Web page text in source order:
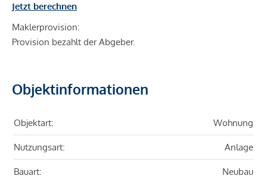
Jetzt berechnen
Maklerprovision:
Provision bezahlt der Abgeber.
Objektinformationen
Objektart: Wohnung
Nutzungsart: Anlage
Bauart: Neubau